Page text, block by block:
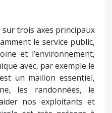
trois axes principaux
le service public,
et l’environnement,
avec, par exemple le
un maillon essentiel,
les randonnées, le
nos exploitants et